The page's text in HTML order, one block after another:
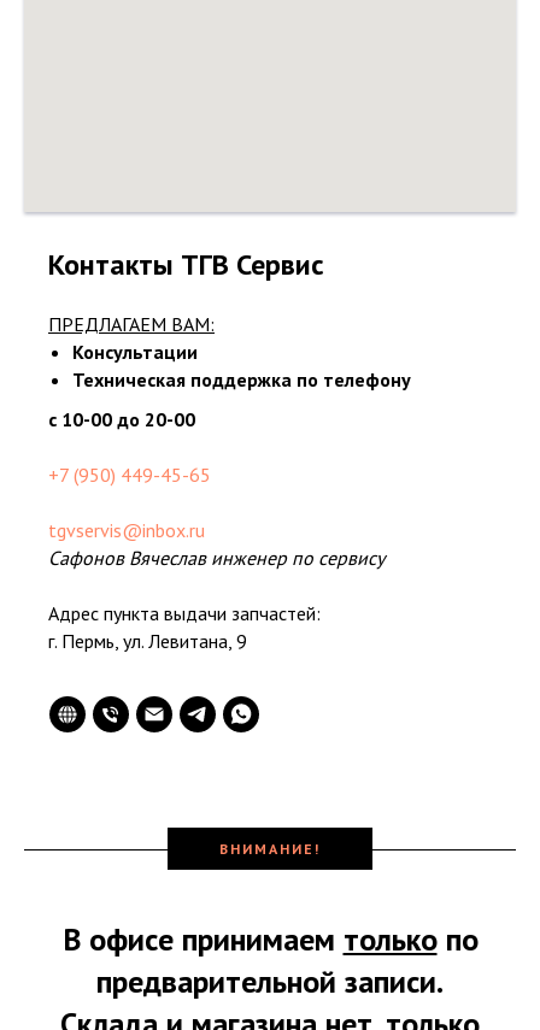
Контакты ТГВ Сервис
ПРЕДЛАГАЕМ ВАМ:
Консультации
Техническая поддержка по телефону
с 10-00 до 20-00
+7 (950) 449-45-65
tgvservis@inbox.ru
Сафонов Вячеслав инженер по сервису
Адрес пункта выдачи запчастей:
г. Пермь, ул. Левитана, 9
ВНИМАНИЕ!
В офисе принимаем толькопо
предварительной записи.